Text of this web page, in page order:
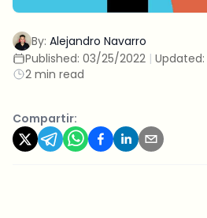
By: Alejandro Navarro
Published: 03/25/2022 | Updated:
2 min read
Compartir: